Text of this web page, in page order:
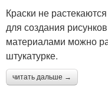
Краски не
для создания
материалами можно
штукатурке.
читать дальше →